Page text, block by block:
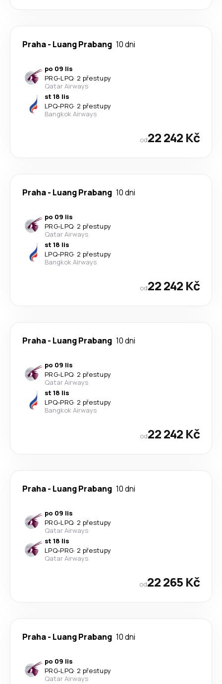
Praha- Luang Prabang 10 dni
po 09 lis
PRG-LPQ· 2 přestupy
Qatar Airways
st 18 lis
LPQ-PRG· 2 přestupy
Bangkok Airways
od22 242 Kč
Praha- Luang Prabang 10 dni
po 09 lis
PRG-LPQ· 2 přestupy
Qatar Airways
st 18 lis
LPQ-PRG· 2 přestupy
Bangkok Airways
od22 242 Kč
Praha- Luang Prabang 10 dni
po 09 lis
PRG-LPQ· 2 přestupy
Qatar Airways
st 18 lis
LPQ-PRG· 2 přestupy
Bangkok Airways
od22 242 Kč
Praha- Luang Prabang 10 dni
po 09 lis
PRG-LPQ· 2 přestupy
Qatar Airways
st 18 lis
LPQ-PRG· 2 přestupy
Qatar Airways
od22 265 Kč
Praha- Luang Prabang 10 dni
po 09 lis
PRG-LPQ· 2 přestupy
Qatar Airways